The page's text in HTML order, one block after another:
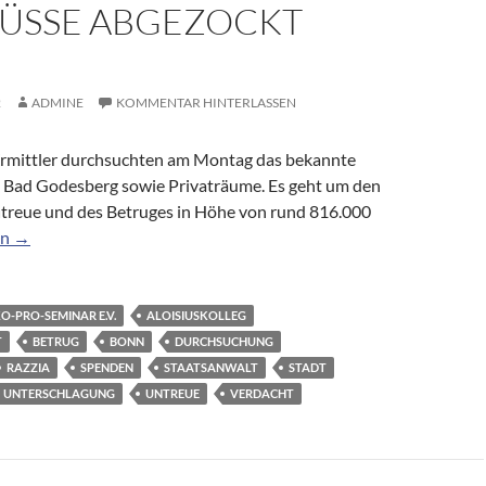
ABGEZOCKT
ADMINE KOMMENTAR HINTERLASSEN
durchsuchten am Montag das bekannte
Godesberg sowie Privaträume. Es geht um den
und des Betruges in Höhe von rund 816.000
Ex-Chef des „Pro-Seminars“ soll Stadt-Zuschüsse abgezockt
→
PRO-SEMINAR E.V.
ALOISIUSKOLLEG
BETRUG BONN
DURCHSUCHUNG
RAZZIA SPENDEN STAATSANWALT
STADT
UNTERSCHLAGUNG UNTREUE VERDACHT